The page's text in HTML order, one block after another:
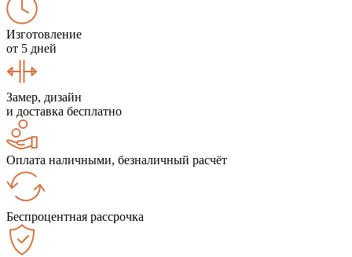
Изготовление
от 5 дней
Замер, дизайн
и доставка бесплатно
Оплата наличными, безналичный расчёт
Беспроцентная рассрочка